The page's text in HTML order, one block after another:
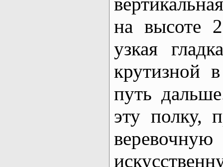
на высоте
узкая
крутизной
путь
эту полку,